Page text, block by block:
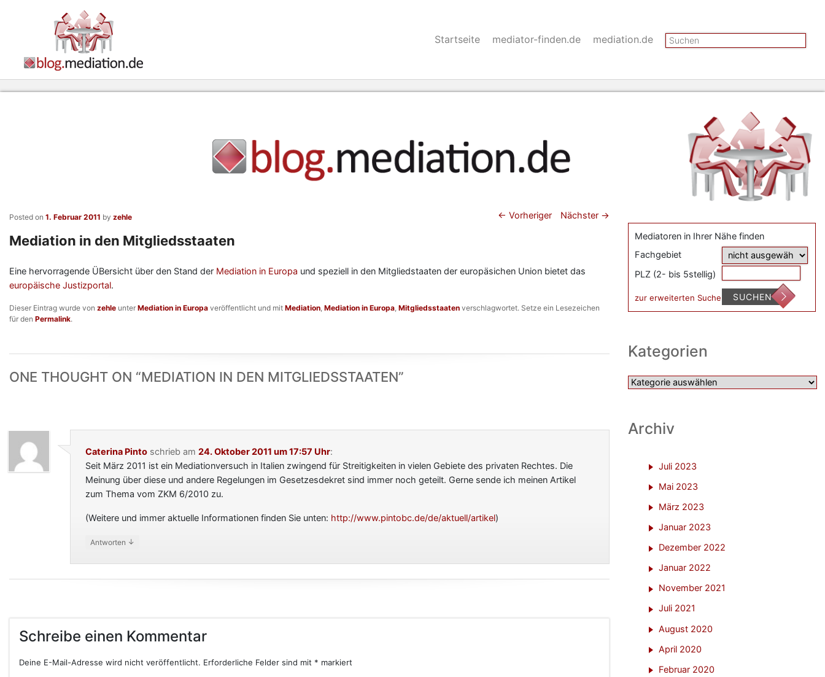
Startseite mediator-finden.de mediation.de Suchen
Beitragsnavigation
← Vorheriger Nächster →
Mediation in den Mitgliedsstaaten
Posted on 1. Februar 2011 by zehle
Eine hervorragende ÜBersicht über den Stand der Mediation in Europa und speziell in den Mitgliedstaaten der europäsichen Union bietet das
europäische Justizportal.
Dieser Eintrag wurde von zehle unter Mediation in Europa veröffentlicht und mit Mediation Mediation in Europa Mitgliedsstaaten verschlagwortet. Setze ein Lesezeichen
für den Permalink.
ONE THOUGHT ON “MEDIATION IN DEN MITGLIEDSSTAATEN”
Caterina Pinto schriebam 24. Oktober 2011 um 17:57 Uhr:
Seit März 2011 ist ein Mediationversuch in Italien zwingend für Streitigkeiten in vielen Gebiete des privaten Rechtes. Die
Meinung über diese und andere Regelungen im Gesetzesdekret sind immer noch geteilt. Gerne sende ich meinen Artikel
zum Thema vom ZKM 6/2010 zu.
(Weitere und immer aktuelle Informationen finden Sie unten: http://www.pintobc.de/de/aktuell/artikel)
Antworten ↓
Schreibe einen Kommentar
Deine E-Mail-Adresse wird nicht veröffentlicht. Erforderliche Felder sind mit * markiert
Mediatoren in Ihrer Nähe finden
Fachgebiet
PLZ (2- bis 5stellig)
zur erweiterten Suche SUCHEN
Kategorien
Kategorien
Archiv
Juli 2023
Mai 2023
März 2023
Januar 2023
Dezember 2022
Januar 2022
November 2021
Juli 2021
August 2020
April 2020
Februar 2020